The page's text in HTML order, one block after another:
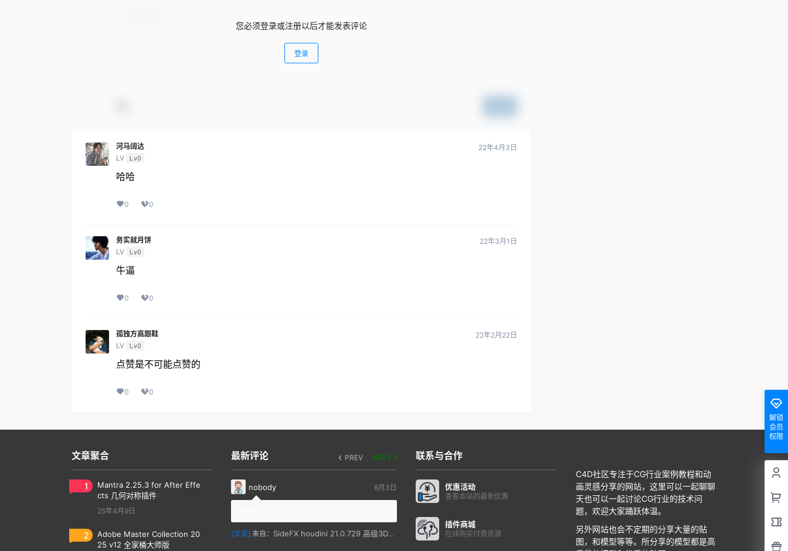
您必须登录或注册以后才能发表评论
登录
河马阔达
LV Lv0
22年4月3日
哈哈
0 0
务实就月饼
LV Lv0
22年3月1日
牛逼
0 0
孤独方高跟鞋
LV Lv0
22年2月22日
点赞是不可能点赞的
0 0
解锁
会员
权限
文章聚合
1
Mantra 2.25.3 for After Effe
cts 几何对称插件
25年4月9日
2
Adobe Master Collection 20
25 v12 全家桶大师版
最新评论 PREV NEXT
nobody 8月3日
[文章] 来自： SideFX houdini 21.0.729 高级3D特效软件
联系与合作
优惠活动
查看本站的最新优惠
插件商城
在线购买付费资源
C4D社区专注于CG行业案例教程和动
画灵感分享的网站，这里可以一起聊聊
天也可以一起讨论CG行业的技术问
题，欢迎大家踊跃体温。
另外网站也会不定期的分享大量的贴
图，和模型等等。所分享的模型都是高